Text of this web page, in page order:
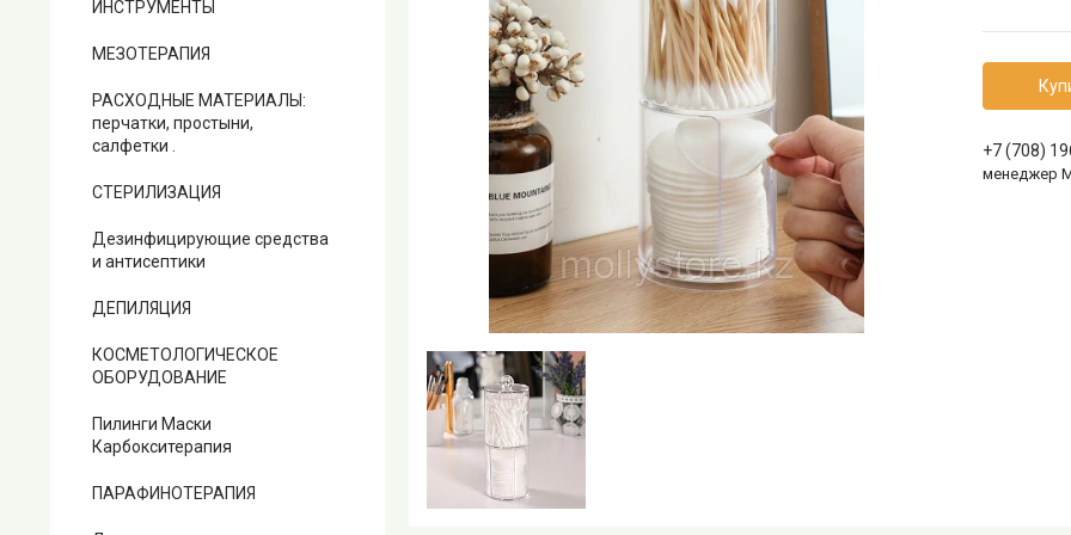
+7 (708)
менеджер
ИНСТРУМЕНТЫ
МЕЗОТЕРАПИЯ
РАСХОДНЫЕ МАТЕРИАЛЫ:
перчатки, простыни,
салфетки .
СТЕРИЛИЗАЦИЯ
Дезинфицирующие средства
и антисептики
ДЕПИЛЯЦИЯ
КОСМЕТОЛОГИЧЕСКОЕ
ОБОРУДОВАНИЕ
Пилинги Маски
Карбокситерапия
ПАРАФИНОТЕРАПИЯ